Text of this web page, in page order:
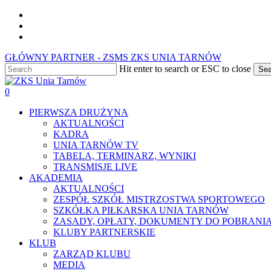
Skip
main
GŁÓWNY PARTNER - ZSMS ZKS UNIA TARNÓW
Hit enter to search or ESC to close
Close
Search
0
PIERWSZA DRUŻYNA
AKTUALNOŚCI
KADRA
UNIA TARNÓW TV
TABELA, TERMINARZ, WYNIKI
TRANSMISJE LIVE
AKADEMIA
AKTUALNOŚCI
ZESPÓŁ SZKÓŁ MISTRZOSTWA SPORTOWEGO
SZKÓŁKA PIŁKARSKA UNIA TARNÓW
ZASADY, OPŁATY, DOKUMENTY DO POBRANIA
KLUBY PARTNERSKIE
KLUB
ZARZĄD KLUBU
MEDIA